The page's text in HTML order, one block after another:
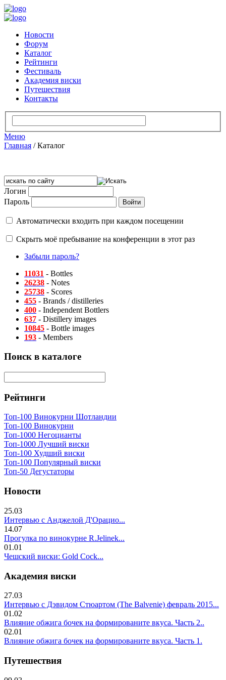
Новости
Форум
Каталог
Рейтинги
Фестиваль
Академия виски
Путешествия
Контакты
Меню
Главная /Каталог
Логин
Пароль
Автоматически входить при каждом посещении
Скрыть моё пребывание на конференции в этот раз
Забыли пароль?
11031 - Bottles
26238 - Notes
25738 - Scores
455 - Brands / distilleries
400 - Independent Bottlers
637 - Distillery images
10845 - Bottle images
193 - Members
Поиск в каталоге
Рейтинги
Топ-100 Винокурни Шотландии
Топ-100 Винокурни
Топ-1000 Негоцианты
Топ-1000 Лучший виски
Топ-100 Худший виски
Топ-100 Популярный виски
Топ-50 Дегустаторы
Новости
25.03
Интервью с Анджелой Д'Орацио...
14.07
Прогулка по винокурне R.Jelinek...
01.01
Чешский виски: Gold Cock...
Академия виски
27.03
Интервью с Дэвидом Стюартом (The Balvenie) февраль 2015...
01.02
Влияние обжига бочек на формированите вкуса. Часть 2..
02.01
Влияние обжига бочек на формированите вкуса. Часть 1.
Путешествия